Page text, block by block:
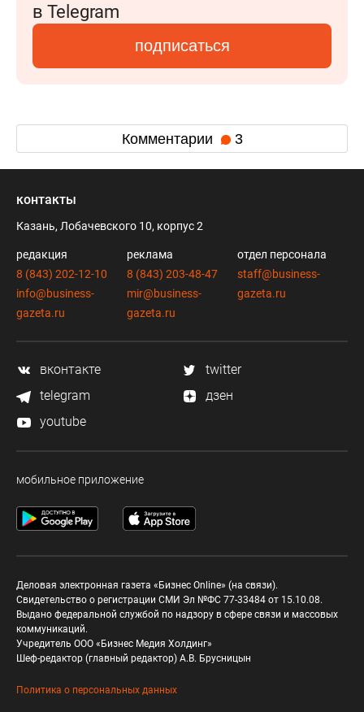
в Telegram
подписаться
Комментарии 3
контакты
Казань, Лобачевского 10, корпус 2
редакция
8 (843) 202-12-10
info@business-
gazeta.ru
реклама
8 (843) 203-48-47
mir@business-
gazeta.ru
отдел персонала
staff@business-
gazeta.ru
вконтакте
twitter
telegram
дзен
youtube
мобильное приложение
Деловая электронная газета «Бизнес Online» (на связи).
Свидетельство о регистрации СМИ Эл №ФС 77-33484 от 15.10.08.
Выдано федеральной службой по надзору в сфере связи и массовых
коммуникаций.
Учредитель ООО «Бизнес Медия Холдинг»
Шеф-редактор (главный редактор) А.В. Брусницын
Политика о персональных данных